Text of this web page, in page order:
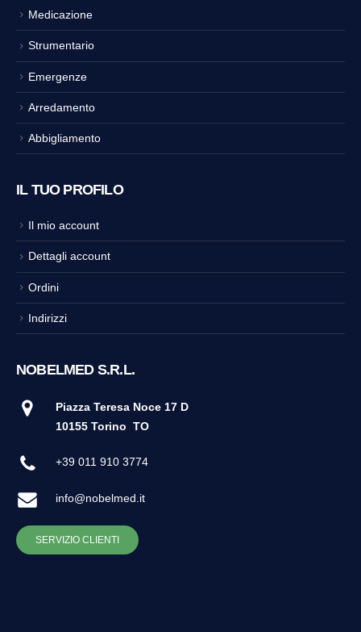
Medicazione
Strumentario
Emergenze
Arredamento
Abbigliamento
IL TUO PROFILO
Il mio account
Dettagli account
Ordini
Indirizzi
NOBELMED S.R.L.
Piazza Teresa Noce 17 D
10155 Torino TO
+39 011 910 3774
info@nobelmed.it
SERVIZIO CLIENTI